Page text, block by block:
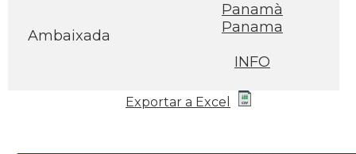
Ambaixada
Panamà
Panama
INFO
Exportar a Excel